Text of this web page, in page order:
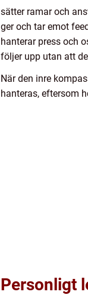
sätter ramar och
ger och tar emot
hanterar press och
följer upp utan att
När den inre
hanteras, eftersom
Personligt